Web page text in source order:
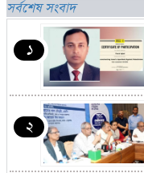
সর্বশেষ সংবাদ
১
২